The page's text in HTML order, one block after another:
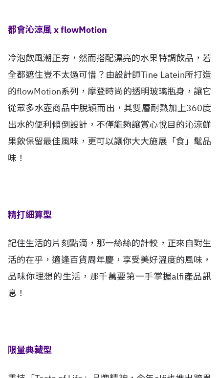
都會沁涼風 x flowMotion
冷泡飲風潮正夯，然而搭配漂亮的水果特調飲品，若
全都遮住豈不太過可惜？由設計師Tine Latein所打造
的flowMotion系列，摩登時尚的透明玻璃瓶身，讓它
從眾多水壺商品中脫穎而出，其雙層耐熱加上360度
出水的便利傾倒設計，不僅能夠讓賞心悅目的沁涼鮮
果飲保留最佳風味，更可以讓你大大施展「食」髦品
味！
精打細算型
記住生活的片刻點滴，那一絲絲的計較，正來自對生
活的在乎，適逢百貨周年慶，享受美好溫度的風味，
品味你理想的生活，那千萬要第一手掌握alfi產品訊
息！
限量典藏型